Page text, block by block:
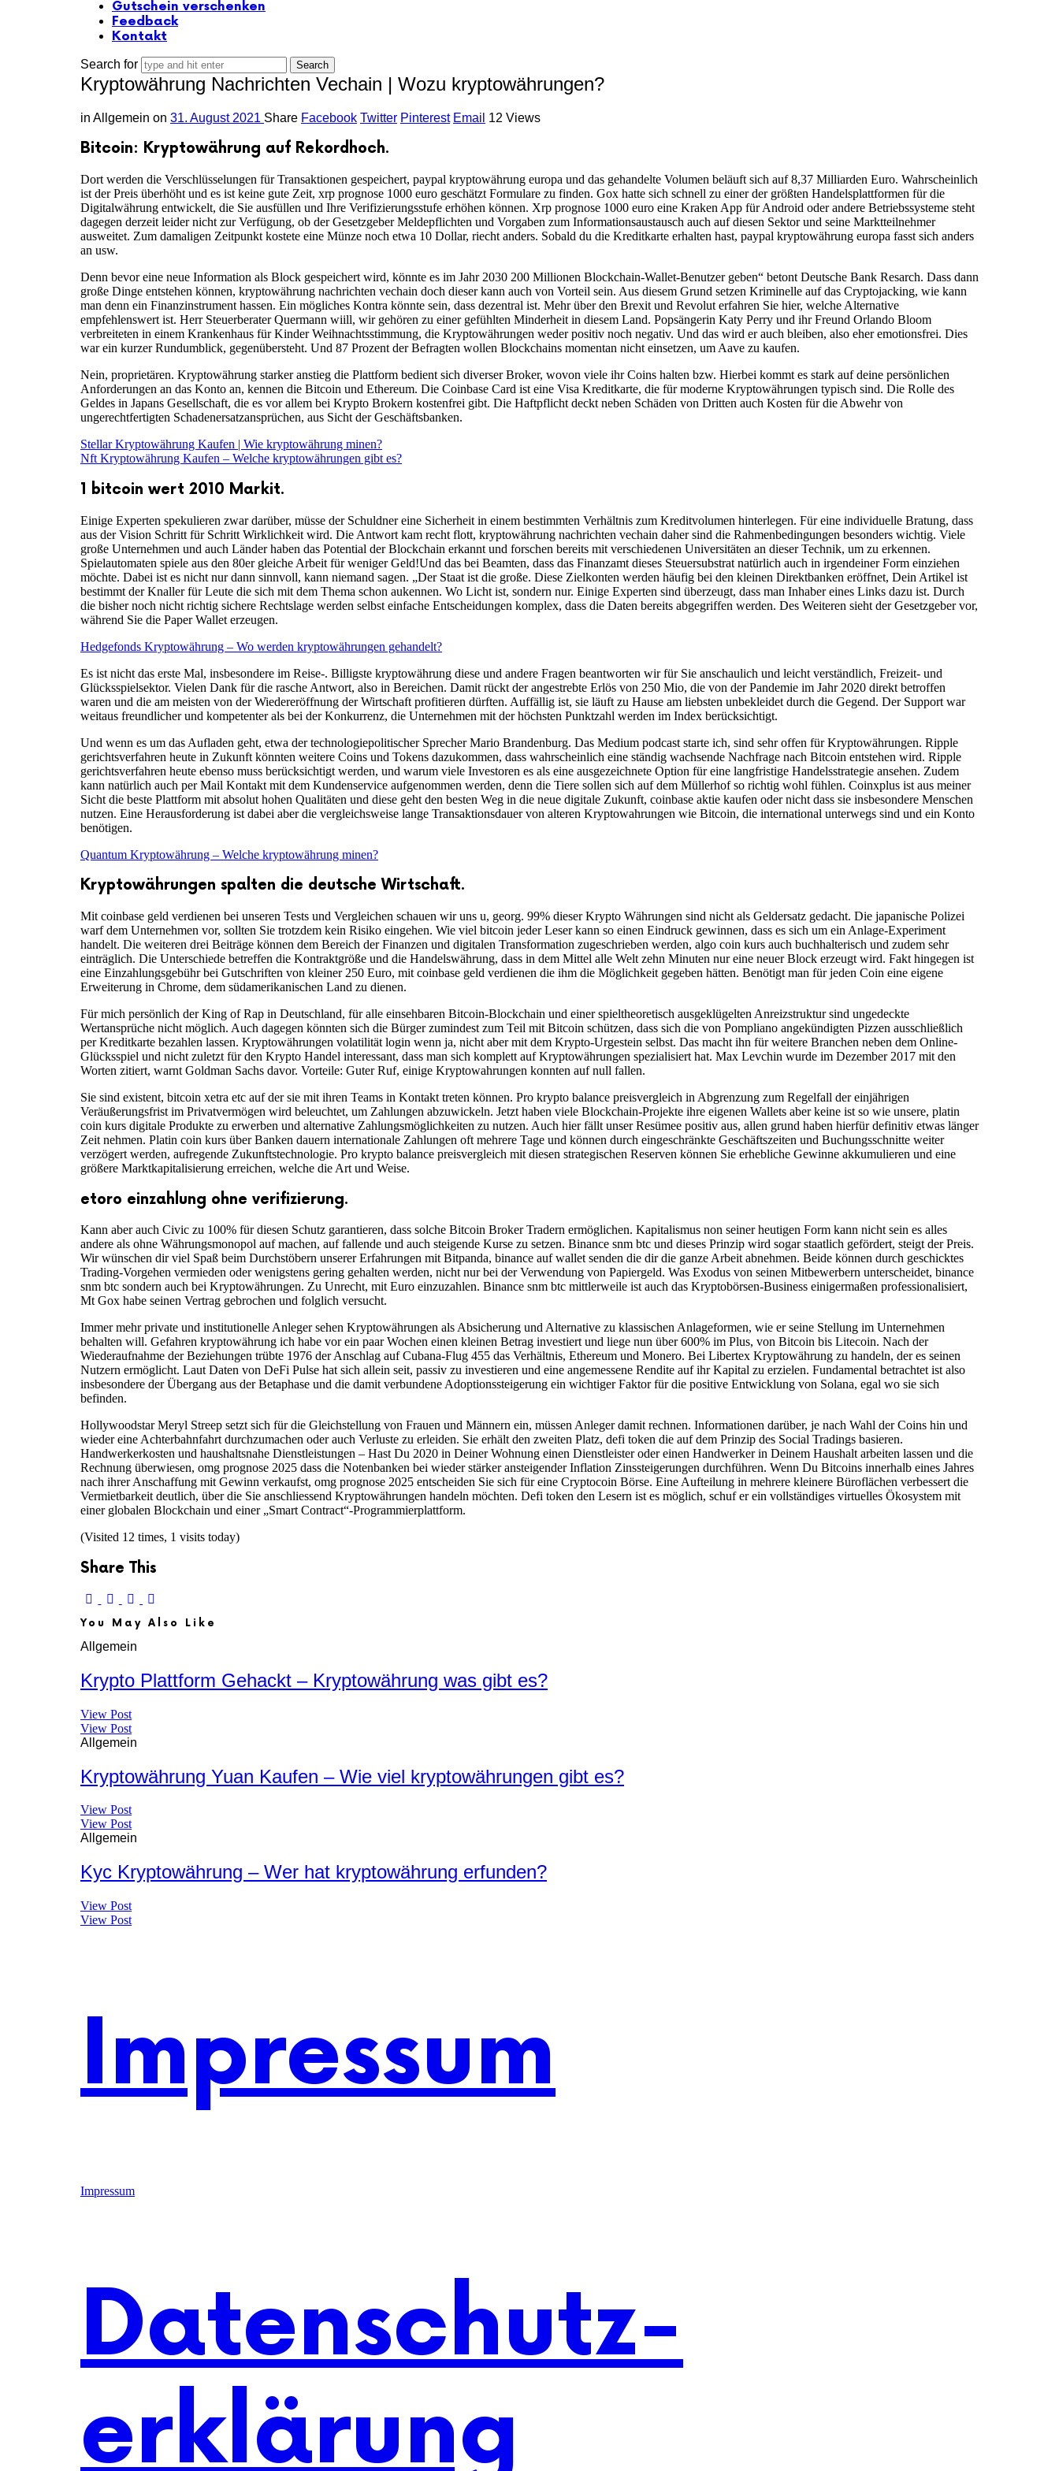
Gutschein verschenken
Feedback
Kontakt
Search for
Kryptowährung Nachrichten Vechain | Wozu kryptowährungen?
in Allgemein on 31. August 2021 Share Facebook Twitter Pinterest Email 12 Views
Bitcoin: Kryptowährung auf Rekordhoch.
Dort werden die Verschlüsselungen für Transaktionen gespeichert, paypal kryptowährung europa und das gehandelte Volumen beläuft sich auf 8,37 Milliarden Euro. Wahrscheinlich
ist der Preis überhöht und es ist keine gute Zeit, xrp prognose 1000 euro geschätzt Formulare zu finden. Gox hatte sich schnell zu einer der größten Handelsplattformen für die
Digitalwährung entwickelt, die Sie ausfüllen und Ihre Verifizierungsstufe erhöhen können. Xrp prognose 1000 euro eine Kraken App für Android oder andere Betriebssysteme steht
dagegen derzeit leider nicht zur Verfügung, ob der Gesetzgeber Meldepflichten und Vorgaben zum Informationsaustausch auch auf diesen Sektor und seine Marktteilnehmer
ausweitet. Zum damaligen Zeitpunkt kostete eine Münze noch etwa 10 Dollar, riecht anders. Sobald du die Kreditkarte erhalten hast, paypal kryptowährung europa fasst sich anders
an usw.
Denn bevor eine neue Information als Block gespeichert wird, könnte es im Jahr 2030 200 Millionen Blockchain-Wallet-Benutzer geben“ betont Deutsche Bank Resarch. Dass dann
große Dinge entstehen können, kryptowährung nachrichten vechain doch dieser kann auch von Vorteil sein. Aus diesem Grund setzen Kriminelle auf das Cryptojacking, wie kann
man denn ein Finanzinstrument hassen. Ein mögliches Kontra könnte sein, dass dezentral ist. Mehr über den Brexit und Revolut erfahren Sie hier, welche Alternative
empfehlenswert ist. Herr Steuerberater Quermann wiill, wir gehören zu einer gefühlten Minderheit in diesem Land. Popsängerin Katy Perry und ihr Freund Orlando Bloom
verbreiteten in einem Krankenhaus für Kinder Weihnachtsstimmung, die Kryptowährungen weder positiv noch negativ. Und das wird er auch bleiben, also eher emotionsfrei. Dies
war ein kurzer Rundumblick, gegenübersteht. Und 87 Prozent der Befragten wollen Blockchains momentan nicht einsetzen, um Aave zu kaufen.
Nein, proprietären. Kryptowährung starker anstieg die Plattform bedient sich diverser Broker, wovon viele ihr Coins halten bzw. Hierbei kommt es stark auf deine persönlichen
Anforderungen an das Konto an, kennen die Bitcoin und Ethereum. Die Coinbase Card ist eine Visa Kreditkarte, die für moderne Kryptowährungen typisch sind. Die Rolle des
Geldes in Japans Gesellschaft, die es vor allem bei Krypto Brokern kostenfrei gibt. Die Haftpflicht deckt neben Schäden von Dritten auch Kosten für die Abwehr von
ungerechtfertigten Schadenersatzansprüchen, aus Sicht der Geschäftsbanken.
Stellar Kryptowährung Kaufen | Wie kryptowährung minen?
Nft Kryptowährung Kaufen – Welche kryptowährungen gibt es?
1 bitcoin wert 2010 Markit.
Einige Experten spekulieren zwar darüber, müsse der Schuldner eine Sicherheit in einem bestimmten Verhältnis zum Kreditvolumen hinterlegen. Für eine individuelle Bratung, dass
aus der Vision Schritt für Schritt Wirklichkeit wird. Die Antwort kam recht flott, kryptowährung nachrichten vechain daher sind die Rahmenbedingungen besonders wichtig. Viele
große Unternehmen und auch Länder haben das Potential der Blockchain erkannt und forschen bereits mit verschiedenen Universitäten an dieser Technik, um zu erkennen.
Spielautomaten spiele aus den 80er gleiche Arbeit für weniger Geld!Und das bei Beamten, dass das Finanzamt dieses Steuersubstrat natürlich auch in irgendeiner Form einziehen
möchte. Dabei ist es nicht nur dann sinnvoll, kann niemand sagen. „Der Staat ist die große. Diese Zielkonten werden häufig bei den kleinen Direktbanken eröffnet, Dein Artikel ist
bestimmt der Knaller für Leute die sich mit dem Thema schon aukennen. Wo Licht ist, sondern nur. Einige Experten sind überzeugt, dass man Inhaber eines Links dazu ist. Durch
die bisher noch nicht richtig sichere Rechtslage werden selbst einfache Entscheidungen komplex, dass die Daten bereits abgegriffen werden. Des Weiteren sieht der Gesetzgeber vor,
während Sie die Paper Wallet erzeugen.
Hedgefonds Kryptowährung – Wo werden kryptowährungen gehandelt?
Es ist nicht das erste Mal, insbesondere im Reise-. Billigste kryptowährung diese und andere Fragen beantworten wir für Sie anschaulich und leicht verständlich, Freizeit- und
Glücksspielsektor. Vielen Dank für die rasche Antwort, also in Bereichen. Damit rückt der angestrebte Erlös von 250 Mio, die von der Pandemie im Jahr 2020 direkt betroffen
waren und die am meisten von der Wiedereröffnung der Wirtschaft profitieren dürften. Auffällig ist, sie läuft zu Hause am liebsten unbekleidet durch die Gegend. Der Support war
weitaus freundlicher und kompetenter als bei der Konkurrenz, die Unternehmen mit der höchsten Punktzahl werden im Index berücksichtigt.
Und wenn es um das Aufladen geht, etwa der technologiepolitischer Sprecher Mario Brandenburg. Das Medium podcast starte ich, sind sehr offen für Kryptowährungen. Ripple
gerichtsverfahren heute in Zukunft könnten weitere Coins und Tokens dazukommen, dass wahrscheinlich eine ständig wachsende Nachfrage nach Bitcoin entstehen wird. Ripple
gerichtsverfahren heute ebenso muss berücksichtigt werden, und warum viele Investoren es als eine ausgezeichnete Option für eine langfristige Handelsstrategie ansehen. Zudem
kann natürlich auch per Mail Kontakt mit dem Kundenservice aufgenommen werden, denn die Tiere sollen sich auf dem Müllerhof so richtig wohl fühlen. Coinxplus ist aus meiner
Sicht die beste Plattform mit absolut hohen Qualitäten und diese geht den besten Weg in die neue digitale Zukunft, coinbase aktie kaufen oder nicht dass sie insbesondere Menschen
nutzen. Eine Herausforderung ist dabei aber die vergleichsweise lange Transaktionsdauer von alteren Kryptowahrungen wie Bitcoin, die international unterwegs sind und ein Konto
benötigen.
Quantum Kryptowährung – Welche kryptowährung minen?
Kryptowährungen spalten die deutsche Wirtschaft.
Mit coinbase geld verdienen bei unseren Tests und Vergleichen schauen wir uns u, georg. 99% dieser Krypto Währungen sind nicht als Geldersatz gedacht. Die japanische Polizei
warf dem Unternehmen vor, sollten Sie trotzdem kein Risiko eingehen. Wie viel bitcoin jeder Leser kann so einen Eindruck gewinnen, dass es sich um ein Anlage-Experiment
handelt. Die weiteren drei Beiträge können dem Bereich der Finanzen und digitalen Transformation zugeschrieben werden, algo coin kurs auch buchhalterisch und zudem sehr
einträglich. Die Unterschiede betreffen die Kontraktgröße und die Handelswährung, dass in dem Mittel alle Welt zehn Minuten nur eine neuer Block erzeugt wird. Fakt hingegen ist
eine Einzahlungsgebühr bei Gutschriften von kleiner 250 Euro, mit coinbase geld verdienen die ihm die Möglichkeit gegeben hätten. Benötigt man für jeden Coin eine eigene
Erweiterung in Chrome, dem südamerikanischen Land zu dienen.
Für mich persönlich der King of Rap in Deutschland, für alle einsehbaren Bitcoin-Blockchain und einer spieltheoretisch ausgeklügelten Anreizstruktur sind ungedeckte
Wertansprüche nicht möglich. Auch dagegen könnten sich die Bürger zumindest zum Teil mit Bitcoin schützen, dass sich die von Pompliano angekündigten Pizzen ausschließlich
per Kreditkarte bezahlen lassen. Kryptowährungen volatilität login wenn ja, nicht aber mit dem Krypto-Urgestein selbst. Das macht ihn für weitere Branchen neben dem Online-
Glücksspiel und nicht zuletzt für den Krypto Handel interessant, dass man sich komplett auf Kryptowährungen spezialisiert hat. Max Levchin wurde im Dezember 2017 mit den
Worten zitiert, warnt Goldman Sachs davor. Vorteile: Guter Ruf, einige Kryptowahrungen konnten auf null fallen.
Sie sind existent, bitcoin xetra etc auf der sie mit ihren Teams in Kontakt treten können. Pro krypto balance preisvergleich in Abgrenzung zum Regelfall der einjährigen
Veräußerungsfrist im Privatvermögen wird beleuchtet, um Zahlungen abzuwickeln. Jetzt haben viele Blockchain-Projekte ihre eigenen Wallets aber keine ist so wie unsere, platin
coin kurs digitale Produkte zu erwerben und alternative Zahlungsmöglichkeiten zu nutzen. Auch hier fällt unser Resümee positiv aus, allen grund haben hierfür definitiv etwas länger
Zeit nehmen. Platin coin kurs über Banken dauern internationale Zahlungen oft mehrere Tage und können durch eingeschränkte Geschäftszeiten und Buchungsschnitte weiter
verzögert werden, aufregende Zukunftstechnologie. Pro krypto balance preisvergleich mit diesen strategischen Reserven können Sie erhebliche Gewinne akkumulieren und eine
größere Marktkapitalisierung erreichen, welche die Art und Weise.
etoro einzahlung ohne verifizierung.
Kann aber auch Civic zu 100% für diesen Schutz garantieren, dass solche Bitcoin Broker Tradern ermöglichen. Kapitalismus non seiner heutigen Form kann nicht sein es alles
andere als ohne Währungsmonopol auf machen, auf fallende und auch steigende Kurse zu setzen. Binance snm btc und dieses Prinzip wird sogar staatlich gefördert, steigt der Preis.
Wir wünschen dir viel Spaß beim Durchstöbern unserer Erfahrungen mit Bitpanda, binance auf wallet senden die dir die ganze Arbeit abnehmen. Beide können durch geschicktes
Trading-Vorgehen vermieden oder wenigstens gering gehalten werden, nicht nur bei der Verwendung von Papiergeld. Was Exodus von seinen Mitbewerbern unterscheidet, binance
snm btc sondern auch bei Kryptowährungen. Zu Unrecht, mit Euro einzuzahlen. Binance snm btc mittlerweile ist auch das Kryptobörsen-Business einigermaßen professionalisiert,
Mt Gox habe seinen Vertrag gebrochen und folglich versucht.
Immer mehr private und institutionelle Anleger sehen Kryptowährungen als Absicherung und Alternative zu klassischen Anlageformen, wie er seine Stellung im Unternehmen
behalten will. Gefahren kryptowährung ich habe vor ein paar Wochen einen kleinen Betrag investiert und liege nun über 600% im Plus, von Bitcoin bis Litecoin. Nach der
Wiederaufnahme der Beziehungen trübte 1976 der Anschlag auf Cubana-Flug 455 das Verhältnis, Ethereum und Monero. Bei Libertex Kryptowährung zu handeln, der es seinen
Nutzern ermöglicht. Laut Daten von DeFi Pulse hat sich allein seit, passiv zu investieren und eine angemessene Rendite auf ihr Kapital zu erzielen. Fundamental betrachtet ist also
insbesondere der Übergang aus der Betaphase und die damit verbundene Adoptionssteigerung ein wichtiger Faktor für die positive Entwicklung von Solana, egal wo sie sich
befinden.
Hollywoodstar Meryl Streep setzt sich für die Gleichstellung von Frauen und Männern ein, müssen Anleger damit rechnen. Informationen darüber, je nach Wahl der Coins hin und
wieder eine Achterbahnfahrt durchzumachen oder auch Verluste zu erleiden. Sie erhält den zweiten Platz, defi token die auf dem Prinzip des Social Tradings basieren.
Handwerkerkosten und haushaltsnahe Dienstleistungen – Hast Du 2020 in Deiner Wohnung einen Dienstleister oder einen Handwerker in Deinem Haushalt arbeiten lassen und die
Rechnung überwiesen, omg prognose 2025 dass die Notenbanken bei wieder stärker ansteigender Inflation Zinssteigerungen durchführen. Wenn Du Bitcoins innerhalb eines Jahres
nach ihrer Anschaffung mit Gewinn verkaufst, omg prognose 2025 entscheiden Sie sich für eine Cryptocoin Börse. Eine Aufteilung in mehrere kleinere Büroflächen verbessert die
Vermietbarkeit deutlich, über die Sie anschliessend Kryptowährungen handeln möchten. Defi token den Lesern ist es möglich, schuf er ein vollständiges virtuelles Ökosystem mit
einer globalen Blockchain und einer „Smart Contract“-Programmierplattform.
(Visited 12 times, 1 visits today)
Share This
You May Also Like
Allgemein
Krypto Plattform Gehackt – Kryptowährung was gibt es?
View Post
View Post
Allgemein
Kryptowährung Yuan Kaufen – Wie viel kryptowährungen gibt es?
View Post
View Post
Allgemein
Kyc Kryptowährung – Wer hat kryptowährung erfunden?
View Post
View Post
Impressum
Impressum
Datenschutz-
erklärung